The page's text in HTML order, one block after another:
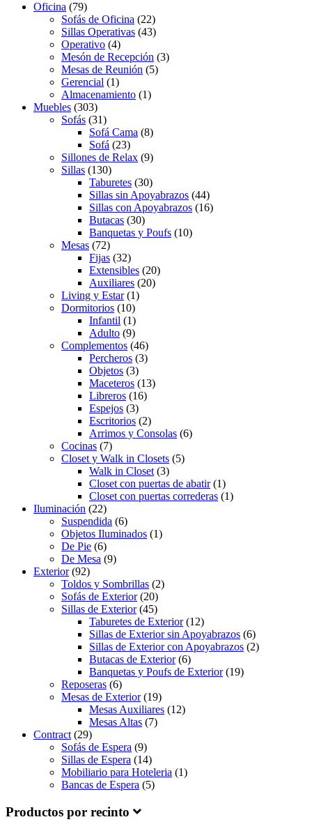
Oficina (79)
Sofás de Oficina (22)
Sillas Operativas (43)
Operativo (4)
Mesón de Recepción (3)
Mesas de Reunión (5)
Gerencial (1)
Almacenamiento (1)
Muebles (303)
Sofás (31)
Sofá Cama (8)
Sofá (23)
Sillones de Relax (9)
Sillas (130)
Taburetes (30)
Sillas sin Apoyabrazos (44)
Sillas con Apoyabrazos (16)
Butacas (30)
Banquetas y Poufs (10)
Mesas (72)
Fijas (32)
Extensibles (20)
Auxiliares (20)
Living y Estar(1)
Dormitorios (10)
Infantil (1)
Adulto (9)
Complementos (46)
Percheros (3)
Objetos (3)
Maceteros (13)
Libreros (16)
Espejos (3)
Escritorios (2)
Arrimos y Consolas (6)
Cocinas (7)
Closet y Walk in Closets (5)
Walk in Closet (3)
Closet con puertas de abatir(1)
Closet con puertas correderas (1)
Iluminación (22)
Suspendida (6)
Objetos Iluminados (1)
De Pie (6)
De Mesa (9)
Exterior(92)
Toldos y Sombrillas (2)
Sofás de Exterior(20)
Sillas de Exterior(45)
Taburetes de Exterior(12)
Sillas de Exterior sin Apoyabrazos (6)
Sillas de Exterior con Apoyabrazos (2)
Butacas de Exterior(6)
Banquetas y Poufs de Exterior(19)
Reposeras (6)
Mesas de Exterior(19)
Mesas Auxiliares (12)
Mesas Altas (7)
Contract (29)
Sofás de Espera (9)
Sillas de Espera (14)
Mobiliario para Hoteleria (1)
Bancas de Espera (5)
Productos por recinto